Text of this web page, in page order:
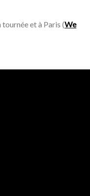
tournée et à Paris (We